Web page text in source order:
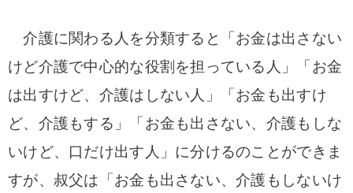
介護に関わる人を分類すると「お金は出さない
けど介護で中心的な役割を担っている人」「お金
は出すけど、介護はしない人」「お金も出すけ
ど、介護もする」「お金も出さない、介護もしな
いけど、口だけ出す人」に分けるのことができま
すが、叔父は「お金も出さない、介護もしないけ